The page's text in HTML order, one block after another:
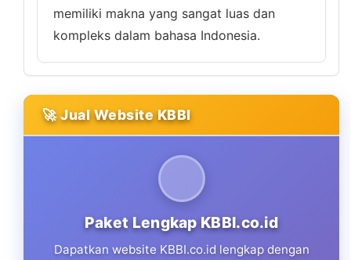
memiliki makna yang sangat luas dan
kompleks dalam bahasa Indonesia.
🚀 Jual Website KBBI
Paket Lengkap KBBI.co.id
Dapatkan website KBBI.co.id lengkap dengan